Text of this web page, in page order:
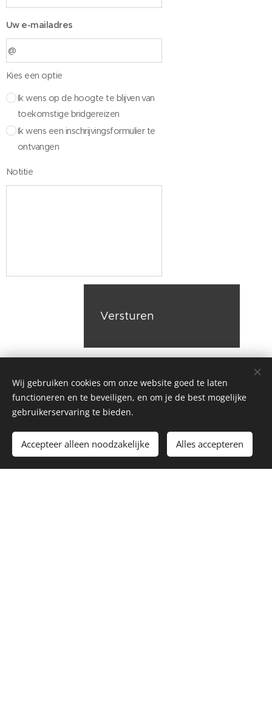
Uw e-mailadres
Kies een optie
Ik wens op de hoogte te blijven van
toekomstige bridgereizen
Ik wens een inschrijvingsformulier te
ontvangen
Notitie
Versturen
Contactgegevens
Voor meer informatie over boekingen
Wij gebruiken cookies om onze website goed te laten
functioneren en te beveiligen, en om je de best mogelijke
gebruikerservaring te bieden.
Accepteer alleen noodzakelijke Alles accepteren